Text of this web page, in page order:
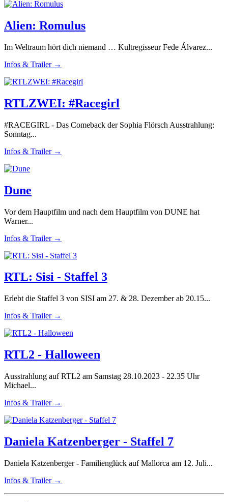
Alien: Romulus
Im Weltraum hört dich niemand … Kultregisseur Fede Álvarez...
Infos & Trailer →
RTLZWEI: #Racegirl
#RACEGIRL - Das Comeback der Sophia Flörsch Ausstrahlung:
Sonntag...
Infos & Trailer →
Dune
Vor dem Hauptfilm und nach dem Hauptfilm von DUNE hat
Warner...
Infos & Trailer →
RTL: Sisi - Staffel 3
Erlebt die Staffel 3 von SISI am 27. & 28. Dezember ab 20.15...
Infos & Trailer →
RTL2 - Halloween
Ausstrahlung auf RTL2 am Samstag 28.10.2023 - 22.35 Uhr
Michael...
Infos & Trailer →
Daniela Katzenberger - Staffel 7
Daniela Katzenberger - Familienglück auf Mallorca am 12. Juli...
Infos & Trailer →